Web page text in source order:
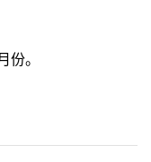
。